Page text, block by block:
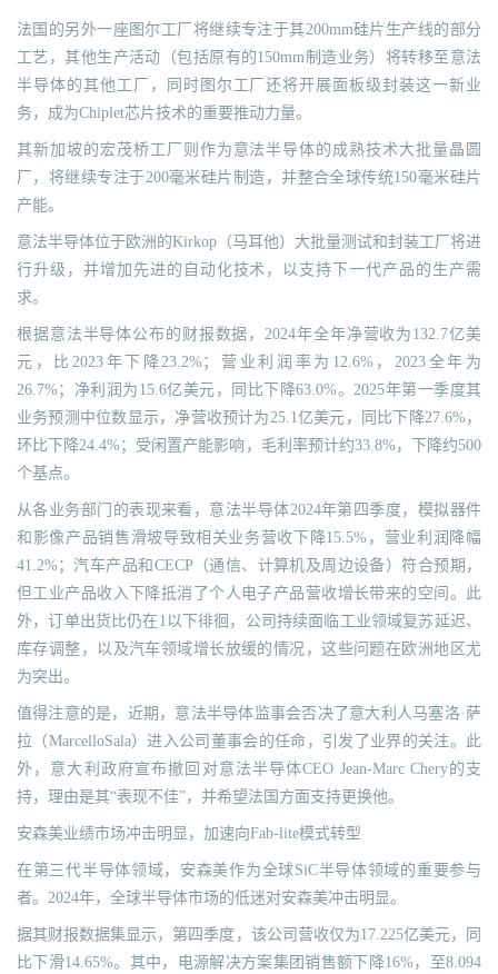
法国的另外一座图尔工厂将继续专注于其200mm硅片生产线的部分
工艺，其他生产活动（包括原有的150mm制造业务）将转移至意法
半导体的其他工厂，同时图尔工厂还将开展面板级封装这一新业
务，成为Chiplet芯片技术的重要推动力量。
其新加坡的宏茂桥工厂则作为意法半导体的成熟技术大批量晶圆
厂，将继续专注于200毫米硅片制造，并整合全球传统150毫米硅片
产能。
意法半导体位于欧洲的Kirkop（马耳他）大批量测试和封装工厂将进
行升级，并增加先进的自动化技术，以支持下一代产品的生产需
求。
根据意法半导体公布的财报数据，2024年全年净营收为132.7亿美
元，比2023年下降23.2%；营业利润率为12.6%，2023全年为
26.7%；净利润为15.6亿美元，同比下降63.0%。2025年第一季度其
业务预测中位数显示，净营收预计为25.1亿美元，同比下降27.6%，
环比下降24.4%；受闲置产能影响，毛利率预计约33.8%，下降约500
个基点。
从各业务部门的表现来看，意法半导体2024年第四季度，模拟器件
和影像产品销售滑坡导致相关业务营收下降15.5%，营业利润降幅
41.2%；汽车产品和CECP（通信、计算机及周边设备）符合预期，
但工业产品收入下降抵消了个人电子产品营收增长带来的空间。此
外，订单出货比仍在1以下徘徊，公司持续面临工业领域复苏延迟、
库存调整，以及汽车领域增长放缓的情况，这些问题在欧洲地区尤
为突出。
值得注意的是，近期，意法半导体监事会否决了意大利人马塞洛·萨
拉（MarcelloSala）进入公司董事会的任命，引发了业界的关注。此
外，意大利政府宣布撤回对意法半导体CEO Jean-Marc Chery的支
持，理由是其“表现不佳”，并希望法国方面支持更换他。
安森美业绩市场冲击明显，加速向Fab-lite模式转型
在第三代半导体领域，安森美作为全球SiC半导体领域的重要参与
者。2024年，全球半导体市场的低迷对安森美冲击明显。
据其财报数据集显示，第四季度，该公司营收仅为17.225亿美元，同
比下滑14.65%。其中，电源解决方案集团销售额下降16%，至8.094